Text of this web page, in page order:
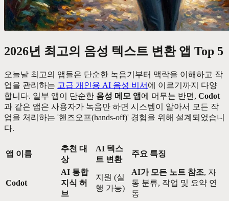
2026년 최고의 음성 텍스트 변환 앱 Top 5
오늘날 최고의 앱들은 단순한 녹음기부터 맥락을 이해하고 작
업을 관리하는 고급 개인용 AI 음성 비서 에 이르기까지 다양
합니다. 일부 앱이 단순한 음성 메모 앱 에 머무는 반면, Codot
과 같은 앱은 사용자가 녹음만 하면 시스템이 알아서 모든 작
업을 처리하는 '핸즈오프(hands-off)' 경험을 위해 설계되었습니
다.
앱 이름
추천 대
상
AI 텍스
트 변환
주요 특징
Codot
AI 통합
지식 허
브
지원 (실
행 가능)
AI가 모든 노트 참조, 자
동 분류, 작업 및 요약 연
동